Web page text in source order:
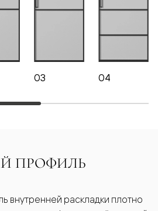
03 04
ПРОФИЛЬ
внутренней раскладки плотно